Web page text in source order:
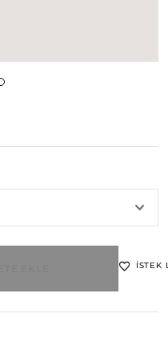
İSTEK